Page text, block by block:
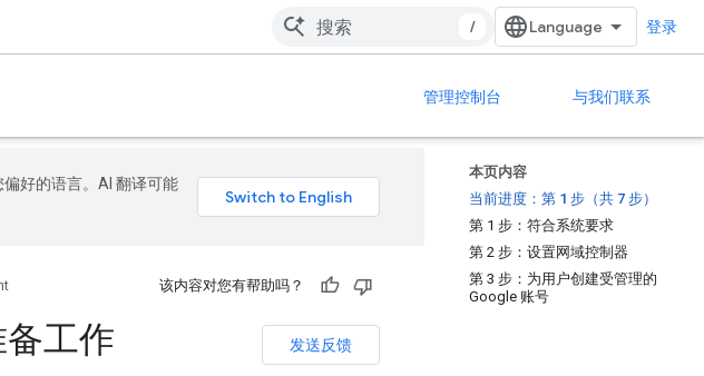
/ 登录
管理控制台 与我们联系
本页内容
当前进度：第 1 步（共 7 步）
第 1 步：符合系统要求
第 2 步：设置网域控制器
第 3 步：为用户创建受管理的
Google 账号
好的语言。AI 翻译可能
该内容对您有帮助吗？
发送反馈
工作